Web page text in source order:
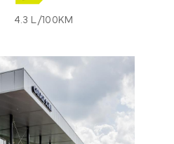
4.3 L/100KM